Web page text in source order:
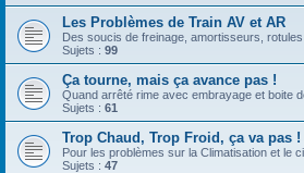
Les Problèmes de Train AV et AR
Des soucis de freinage, amortisseurs, rotules
Sujets : 99
Ça tourne, mais ça avance pas !
Quand arrêté rime avec embrayage et boite
Sujets : 61
Trop Chaud, Trop Froid, ça va pas !
Pour les problèmes sur la Climatisation et le
Sujets : 47